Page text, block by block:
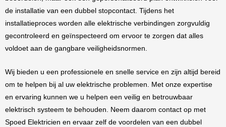
de installatie van een dubbel stopcontact. Tijdens het
installatieproces worden alle elektrische verbindingen zorgvuldig
gecontroleerd en geïnspecteerd om ervoor te zorgen dat alles
voldoet aan de gangbare veiligheidsnormen.
Wij bieden u een professionele en snelle service en zijn altijd bereid
om te helpen bij al uw elektrische problemen. Met onze expertise
en ervaring kunnen we u helpen een veilig en betrouwbaar
elektrisch systeem te behouden. Neem daarom contact op met
Spoed Elektricien en ervaar zelf de voordelen van een dubbel